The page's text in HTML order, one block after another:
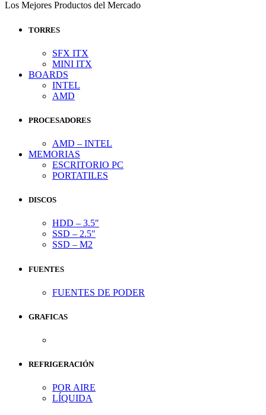
Los Mejores Productos del Mercado
TORRES
SFX ITX
MINI ITX
BOARDS
INTEL
AMD
PROCESADORES
AMD – INTEL
MEMORIAS
ESCRITORIO PC
PORTATILES
DISCOS
HDD – 3.5″
SSD – 2.5″
SSD – M2
FUENTES
FUENTES DE PODER
GRAFICAS
REFRIGERACIÓN
POR AIRE
LÍQUIDA